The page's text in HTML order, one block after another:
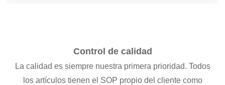
Control de calidad
La calidad es siempre nuestra primera prioridad. Todos
los artículos tienen el SOP propio del cliente como